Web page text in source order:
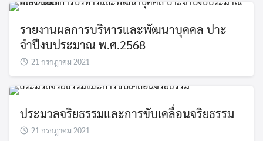
รายงานผลการบริหารและพัฒนาบุคคล ปาะ
จำปีงบประมาณ พ.ศ.2568
21 กรกฎาคม 2021
ประมวลจริยธรรมและการขับเคลื่อนจริยธรรม
21 กรกฎาคม 2021